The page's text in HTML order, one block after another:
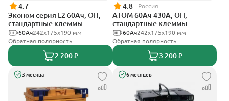
4.7
Эконом серия L2 60Ач, ОП,
стандартные клеммы
242х175х190 мм
60Ач
Обратная полярность
2 200 ₽
4.8 Россия
АТОМ 60Ач 430А, ОП,
стандартные клеммы
242х175х190 мм
60Ач
Обратная полярность
3 200 ₽
3 месяца 6 месяцев